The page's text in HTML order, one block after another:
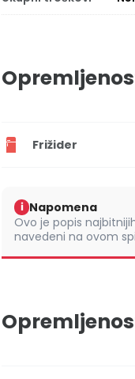
Frižider
i Napomena
Ovo je popis
navedeni na ovom